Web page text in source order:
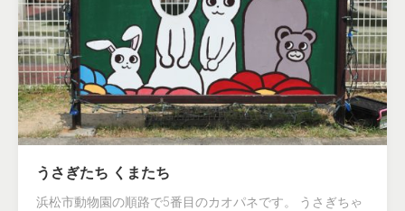
うさぎたち くまたち
浜松市動物園の順路で5番目のカオパネです。 うさぎちゃ